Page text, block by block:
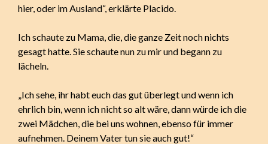
hier, oder im Ausland“, erklärte Placido.
Ich schaute zu Mama, die, die ganze Zeit noch nichts
gesagt hatte. Sie schaute nun zu mir und begann zu
lächeln.
„Ich sehe, ihr habt euch das gut überlegt und wenn ich
ehrlich bin, wenn ich nicht so alt wäre, dann würde ich die
zwei Mädchen, die bei uns wohnen, ebenso für immer
aufnehmen. Deinem Vater tun sie auch gut!“